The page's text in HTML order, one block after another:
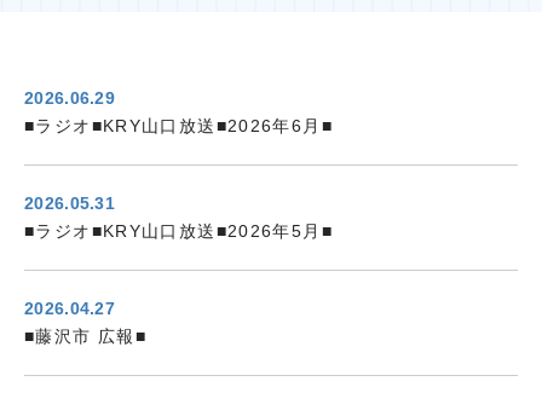
メディア掲載
MEDIA
お問い合わせ
2026.06.29
■ラジオ■KRY山口放送■2026年6月■
2026.05.31
■ラジオ■KRY山口放送■2026年5月■
2026.04.27
■藤沢市 広報■